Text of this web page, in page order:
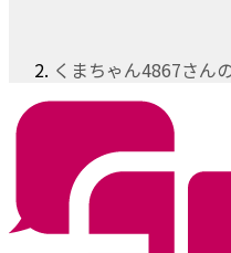
くまちゃん4867さん